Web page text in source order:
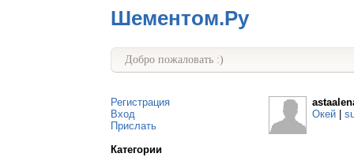
Шементом.Ру
Добро пожаловать :)
Регистрация
Вход
Прислать
Категории
Окей